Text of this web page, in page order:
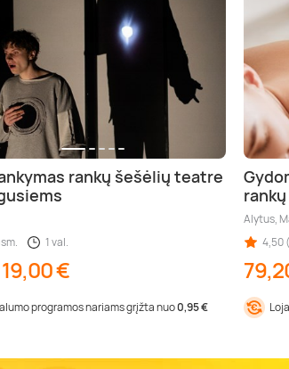
rankų šešėlių teatre
1 val.
€
programos nariams grįžta nuo0,95 €
Alytus,
4,50